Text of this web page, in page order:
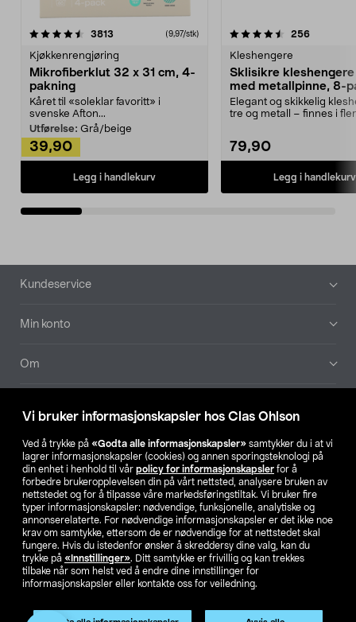
Vi bruker informasjonskapsler hos Clas Ohlson
Ved å trykke på «Godta alle informasjonskapsler» samtykker du i at vi
lagrer informasjonskapsler (cookies) og annen sporingsteknologi på
din enhet i henhold til vår policy for informasjonskapsler for å
forbedre brukeropplevelsen din på vårt nettsted, analysere bruken av
nettstedet og for å tilpasse våre markedsføringstiltak. Vi bruker fire
typer informasjonskapsler: nødvendige, funksjonelle, analytiske og
annonserelaterte. For nødvendige informasjonskapsler er det ikke noe
krav om samtykke, ettersom de er nødvendige for at nettstedet skal
fungere. Hvis du istedenfor ønsker å skreddersy dine valg, kan du
trykke på «Innstillinger». Ditt samtykke er frivillig og kan trekkes
tilbake når som helst ved å endre dine innstillinger for
informasjonskapsler eller kontakte oss for veiledning.
3813 anmeldelser(9,97/stk)
Kjøkkenrengjøring
Mikrofiberklut 32 x 31 cm, 4-
pakning
Kåret til «soleklar favoritt» i
svenske Afton...
Utførelse: Grå/beige
39,90
Legg i handlekurv
4.5av 5 stjerner 256
Kleshengere
Sklisikre
med metallpinne, 8-
Elegant og skikkelig
tre og metall – finnes i
79,90
Legg i handlekurv
4.5av 5 stjerner
Bunntekst
Kundeservice
Min konto
Om
Våre selskaper
Finn din butikk
SE NO FI